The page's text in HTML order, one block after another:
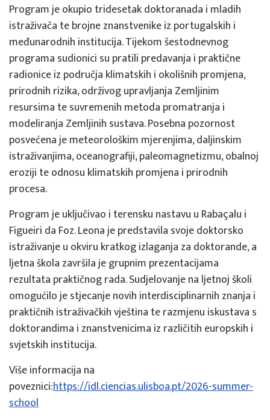
Program je okupio tridesetak doktoranada i mladih
istraživača te brojne znanstvenike iz portugalskih i
međunarodnih institucija. Tijekom šestodnevnog
programa sudionici su pratili predavanja i praktične
radionice iz područja klimatskih i okolišnih promjena,
prirodnih rizika, održivog upravljanja Zemljinim
resursima te suvremenih metoda promatranja i
modeliranja Zemljinih sustava. Posebna pozornost
posvećena je meteorološkim mjerenjima, daljinskim
istraživanjima, oceanografiji, paleomagnetizmu, obalnoj
eroziji te odnosu klimatskih promjena i prirodnih
procesa.
Program je uključivao i terensku nastavu u Rabaçalu i
Figueiri da Foz. Leona je predstavila svoje doktorsko
istraživanje u okviru kratkog izlaganja za doktorande, a
ljetna škola završila je grupnim prezentacijama
rezultata praktičnog rada. Sudjelovanje na ljetnoj školi
omogućilo je stjecanje novih interdisciplinarnih znanja i
praktičnih istraživačkih vještina te razmjenu iskustava s
doktorandima i znanstvenicima iz različitih europskih i
svjetskih institucija.
Više informacija na
poveznici:https://idl.ciencias.ulisboa.pt/2026-summer-
school